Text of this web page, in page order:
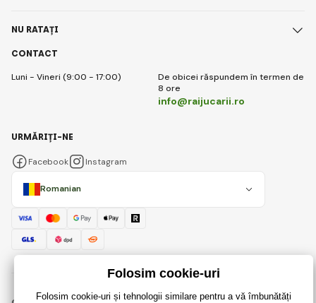
CONTACT
Luni - Vineri (9:00 - 17:00)
De obicei răspundem în termen de
8 ore
info@raijucarii.ro
NU RATAȚI
Romanian
URMĂRIȚI-NE
Facebook Instagram